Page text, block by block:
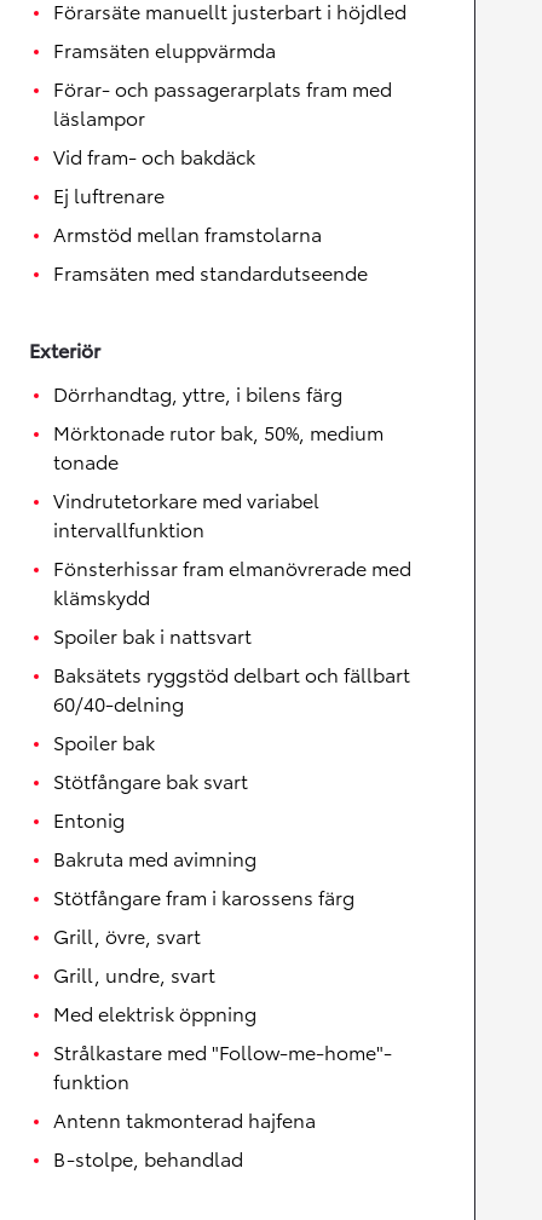
Förarsäte manuellt justerbart i höjdled
Framsäten eluppvärmda
Förar- och passagerarplats fram med
läslampor
Vid fram- och bakdäck
Ej luftrenare
Armstöd mellan framstolarna
Framsäten med standardutseende
Exteriör
Dörrhandtag, yttre, i bilens färg
Mörktonade rutor bak, 50%, medium
tonade
Vindrutetorkare med variabel
intervallfunktion
Fönsterhissar fram elmanövrerade med
klämskydd
Spoiler bak i nattsvart
Baksätets ryggstöd delbart och fällbart
60/40-delning
Spoiler bak
Stötfångare bak svart
Entonig
Bakruta med avimning
Stötfångare fram i karossens färg
Grill, övre, svart
Grill, undre, svart
Med elektrisk öppning
Strålkastare med "Follow-me-home"-
funktion
Antenn takmonterad hajfena
B-stolpe, behandlad